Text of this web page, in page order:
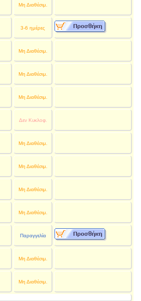
Μη Διαθέσιμ.
3-6 ημέρες
Μη Διαθέσιμ.
Μη Διαθέσιμ.
Μη Διαθέσιμ.
Δεν Κυκλοφ.
Μη Διαθέσιμ.
Μη Διαθέσιμ.
Μη Διαθέσιμ.
Μη Διαθέσιμ.
Παραγγελία
Μη Διαθέσιμ.
Μη Διαθέσιμ.